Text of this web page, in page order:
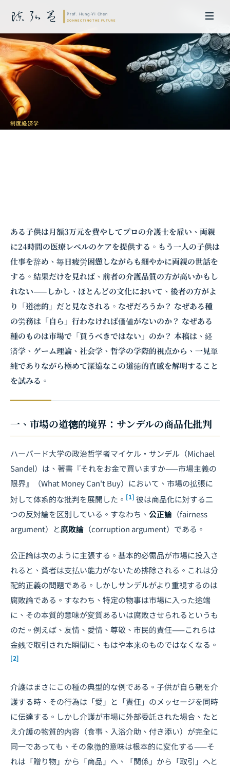
制度経済学
ある子供は月額3万元を費やしてプロの介護士を雇い、両親
に24時間の医療レベルのケアを提供する。もう一人の子供は
仕事を辞め、毎日疲労困憊しながらも細やかに両親の世話を
する。結果だけを見れば、前者の介護品質の方が高いかもし
れない——しかし、ほとんどの文化において、後者の方がよ
り「道徳的」だと見なされる。なぜだろうか？ なぜある種
の労務は「自ら」行わなければ価値がないのか？ なぜある
種のものは市場で「買うべきではない」のか？ 本稿は、経
済学、ゲーム理論、社会学、哲学の学際的視点から、一見単
純でありながら極めて深遠なこの道徳的直感を解明すること
を試みる。
一、市場の道徳的境界：サンデルの商品化批判
ハーバード大学の政治哲学者マイケル・サンデル（Michael
Sandel）は、著書『それをお金で買いますか——市場主義の
限界』（What Money Can't Buy）において、市場の拡張に
対して体系的な批判を展開した。 [1] 彼は商品化に対する二
つの反対論を区別している。すなわち、 公正論 （fairness
argument）と腐敗論 （corruption argument）である。
公正論は次のように主張する。基本的必需品が市場に投入さ
れると、貧者は支払い能力がないため排除される。これは分
配的正義の問題である。しかしサンデルがより重視するのは
腐敗論である。すなわち、特定の物事は市場に入った途端
に、その本質的意味が変質あるいは腐敗させられるというも
のだ。例えば、友情、愛情、尊敬、市民的責任——これらは
金銭で取引された瞬間に、もはや本来のものではなくなる。
[2]
介護はまさにこの種の典型的な例である。子供が自ら親を介
護する時、その行為は「愛」と「責任」のメッセージを同時
に伝達する。しかし介護が市場に外部委託された場合、たと
え介護の物質的内容（食事、入浴介助、付き添い）が完全に
同一であっても、その象徴的意味は根本的に変化する——そ
れは「贈り物」から「商品」へ、「関係」から「取引」へと